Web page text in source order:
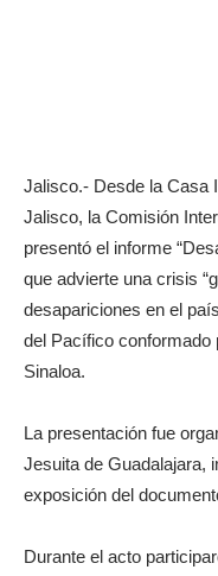
Jalisco.- Desde la Casa
Jalisco, la Comisión
presentó el informe
que advierte una crisis
desapariciones en el
del Pacífico
Sinaloa.
La presentación fue
Jesuita de Guadalajara,
exposición del
Durante el acto